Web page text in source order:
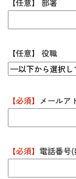
【任意】 部署
【任意】 役職
【必須】 メールア
【必須】 電話番号